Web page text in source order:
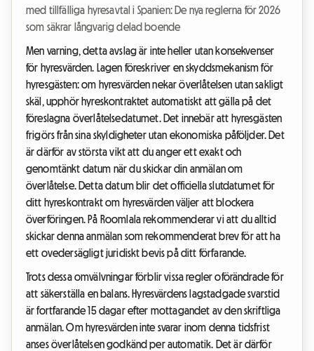
med tillfälliga hyresavtal i Spanien: De nya reglerna för 2026
som säkrar långvarig delad boende
Men varning, detta avslag är inte heller utan konsekvenser
för hyresvärden. Lagen föreskriver en skyddsmekanism för
hyresgästen: om hyresvärden nekar överlåtelsen utan sakligt
skäl, upphör hyreskontraktet automatiskt att gälla på det
föreslagna överlåtelsedatumet. Det innebär att hyresgästen
frigörs från sina skyldigheter utan ekonomiska påföljder. Det
är därför av största vikt att du anger ett exakt och
genomtänkt datum när du skickar din anmälan om
överlåtelse. Detta datum blir det officiella slutdatumet för
ditt hyreskontrakt om hyresvärden väljer att blockera
överföringen. På Roomlala rekommenderar vi att du alltid
skickar denna anmälan som rekommenderat brev för att ha
ett ovedersägligt juridiskt bevis på ditt förfarande.
Trots dessa omvälvningar förblir vissa regler oförändrade för
att säkerställa en balans. Hyresvärdens lagstadgade svarstid
är fortfarande 15 dagar efter mottagandet av den skriftliga
anmälan. Om hyresvärden inte svarar inom denna tidsfrist
anses överlåtelsen godkänd per automatik. Det är därför